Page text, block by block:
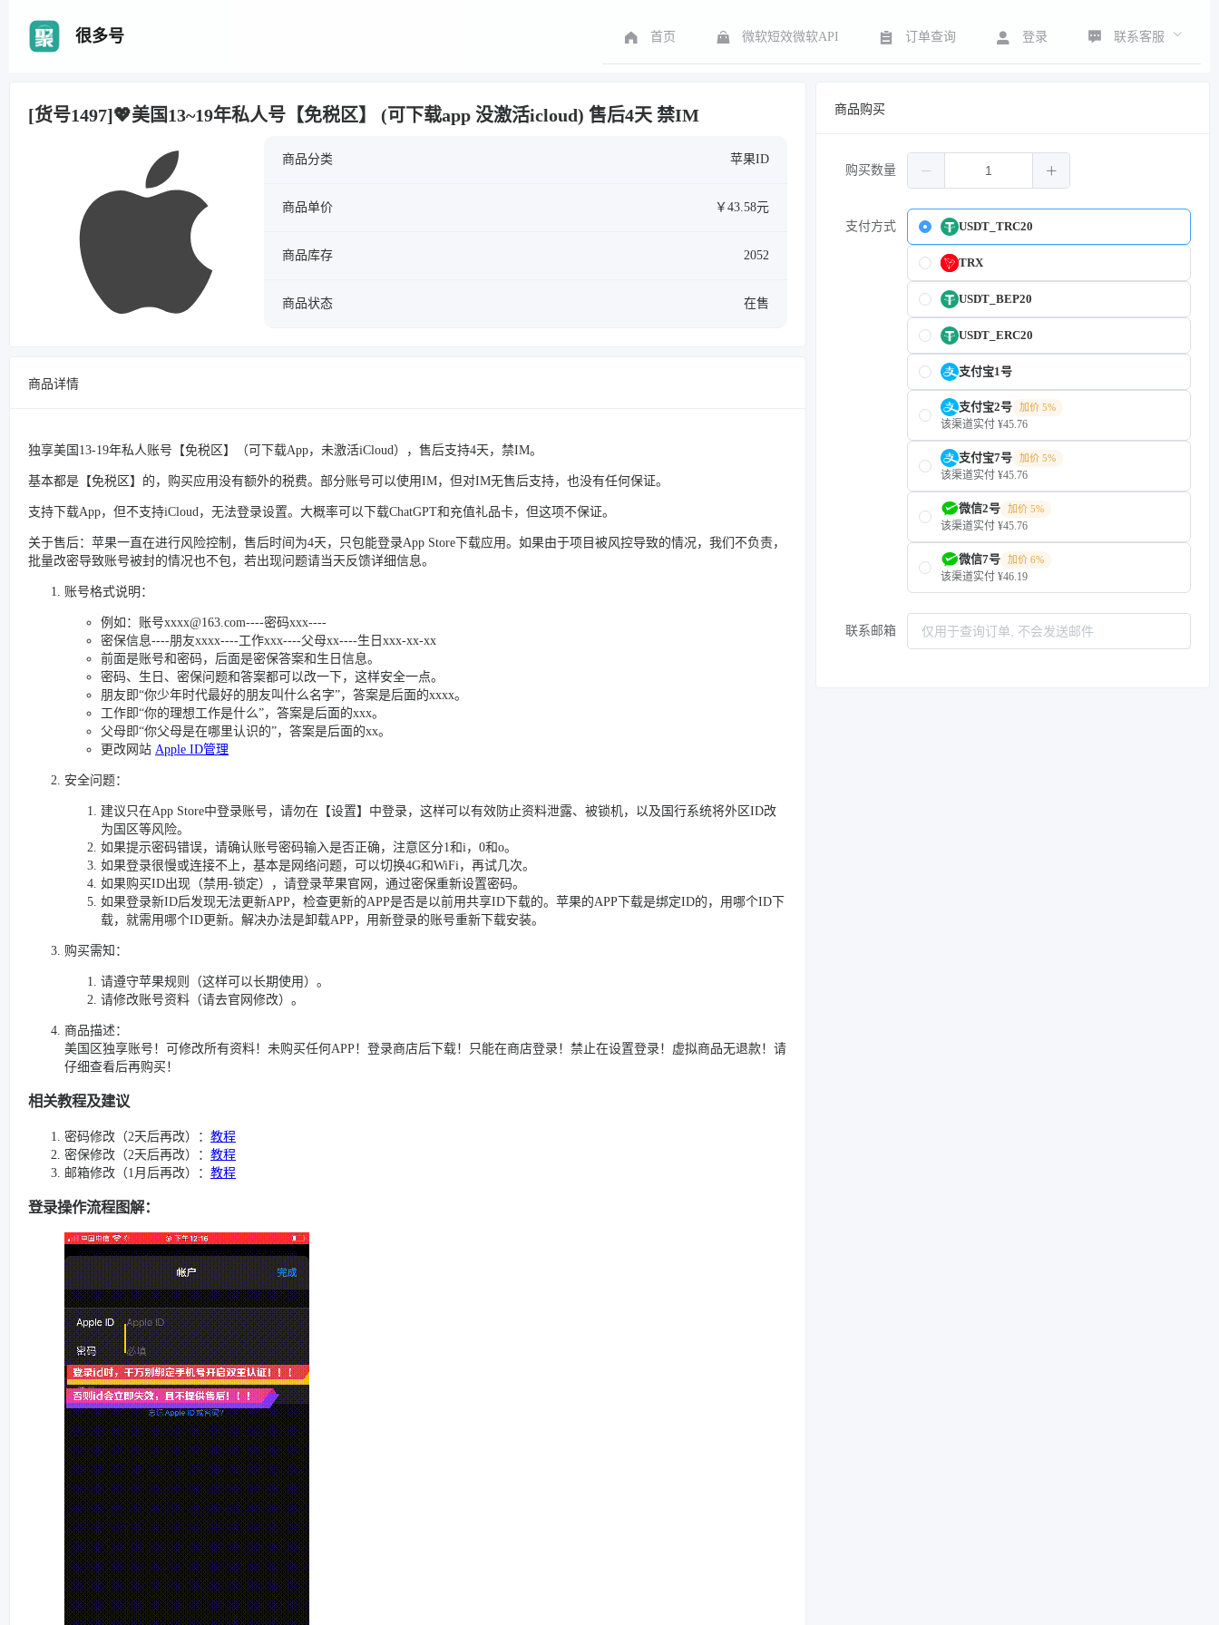
很多号 首页 微软短效微软API 订单查询 登录 联系客服
[货号1497]💖美国13~19年私人号【免税区】 (可下载app 没激活icloud) 售后4天 禁IM
商品分类 苹果ID
商品单价 ￥43.58元
商品库存 2052
商品状态 在售
商品详情
独享美国13-19年私人账号【免税区】（可下载App，未激活iCloud），售后支持4天，禁IM。
基本都是【免税区】的，购买应用没有额外的税费。部分账号可以使用IM，但对IM无售后支持，也没有任何保证。
支持下载App，但不支持iCloud，无法登录设置。大概率可以下载ChatGPT和充值礼品卡，但这项不保证。
关于售后：苹果一直在进行风险控制，售后时间为4天，只包能登录App Store下载应用。如果由于项目被风控导致的情况，我们不负责，
批量改密导致账号被封的情况也不包，若出现问题请当天反馈详细信息。
账号格式说明：
例如：账号xxxx@163.com----密码xxx----
密保信息----朋友xxxx----工作xxx----父母xx----生日xxx-xx-xx
前面是账号和密码，后面是密保答案和生日信息。
密码、生日、密保问题和答案都可以改一下，这样安全一点。
朋友即“你少年时代最好的朋友叫什么名字”，答案是后面的xxxx。
工作即“你的理想工作是什么”，答案是后面的xxx。
父母即“你父母是在哪里认识的”，答案是后面的xx。
更改网站 Apple ID管理
安全问题：
建议只在App Store中登录账号，请勿在【设置】中登录，这样可以有效防止资料泄露、被锁机，以及国行系统将外区ID改
为国区等风险。
如果提示密码错误，请确认账号密码输入是否正确，注意区分1和i，0和o。
如果登录很慢或连接不上，基本是网络问题，可以切换4G和WiFi，再试几次。
如果购买ID出现（禁用-锁定），请登录苹果官网，通过密保重新设置密码。
如果登录新ID后发现无法更新APP，检查更新的APP是否是以前用共享ID下载的。苹果的APP下载是绑定ID的，用哪个ID下
载，就需用哪个ID更新。解决办法是卸载APP，用新登录的账号重新下载安装。
购买需知：
请遵守苹果规则（这样可以长期使用）。
请修改账号资料（请去官网修改）。
商品描述：
美国区独享账号！可修改所有资料！未购买任何APP！登录商店后下载！只能在商店登录！禁止在设置登录！虚拟商品无退款！请
仔细查看后再购买！
相关教程及建议
密码修改（2天后再改）： 教程
密保修改（2天后再改）： 教程
邮箱修改（1月后再改）： 教程
登录操作流程图解：
商品购买
购买数量
支付方式 USDT_TRC20
TRX
USDT_BEP20
USDT_ERC20
支付宝1号
支付宝2号 加价 5%
该渠道实付 ¥45.76
支付宝7号 加价 5%
该渠道实付 ¥45.76
微信2号 加价 5%
该渠道实付 ¥45.76
微信7号 加价 6%
该渠道实付 ¥46.19
联系邮箱